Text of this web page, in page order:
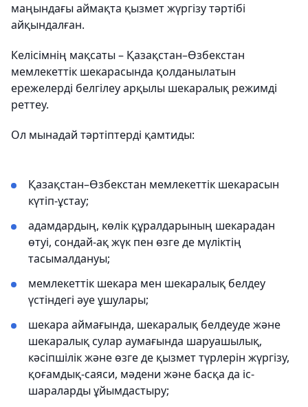
маңындағы аймақта қызмет жүргізу тәртібі
айқындалған.
Келісімнің мақсаты – Қазақстан–Өзбекстан
мемлекеттік шекарасында қолданылатын
ережелерді белгілеу арқылы шекаралық режимді
реттеу.
Ол мынадай тәртіптерді қамтиды:
Қазақстан–Өзбекстан мемлекеттік шекарасын
күтіп-ұстау;
адамдардың, көлік құралдарының шекарадан
өтуі, сондай-ақ жүк пен өзге де мүліктің
тасымалдануы;
мемлекеттік шекара мен шекаралық белдеу
үстіндегі әуе ұшулары;
шекара аймағында, шекаралық белдеуде және
шекаралық сулар аумағында шаруашылық,
кәсіпшілік және өзге де қызмет түрлерін жүргізу,
қоғамдық-саяси, мәдени және басқа да іс-
шараларды ұйымдастыру;